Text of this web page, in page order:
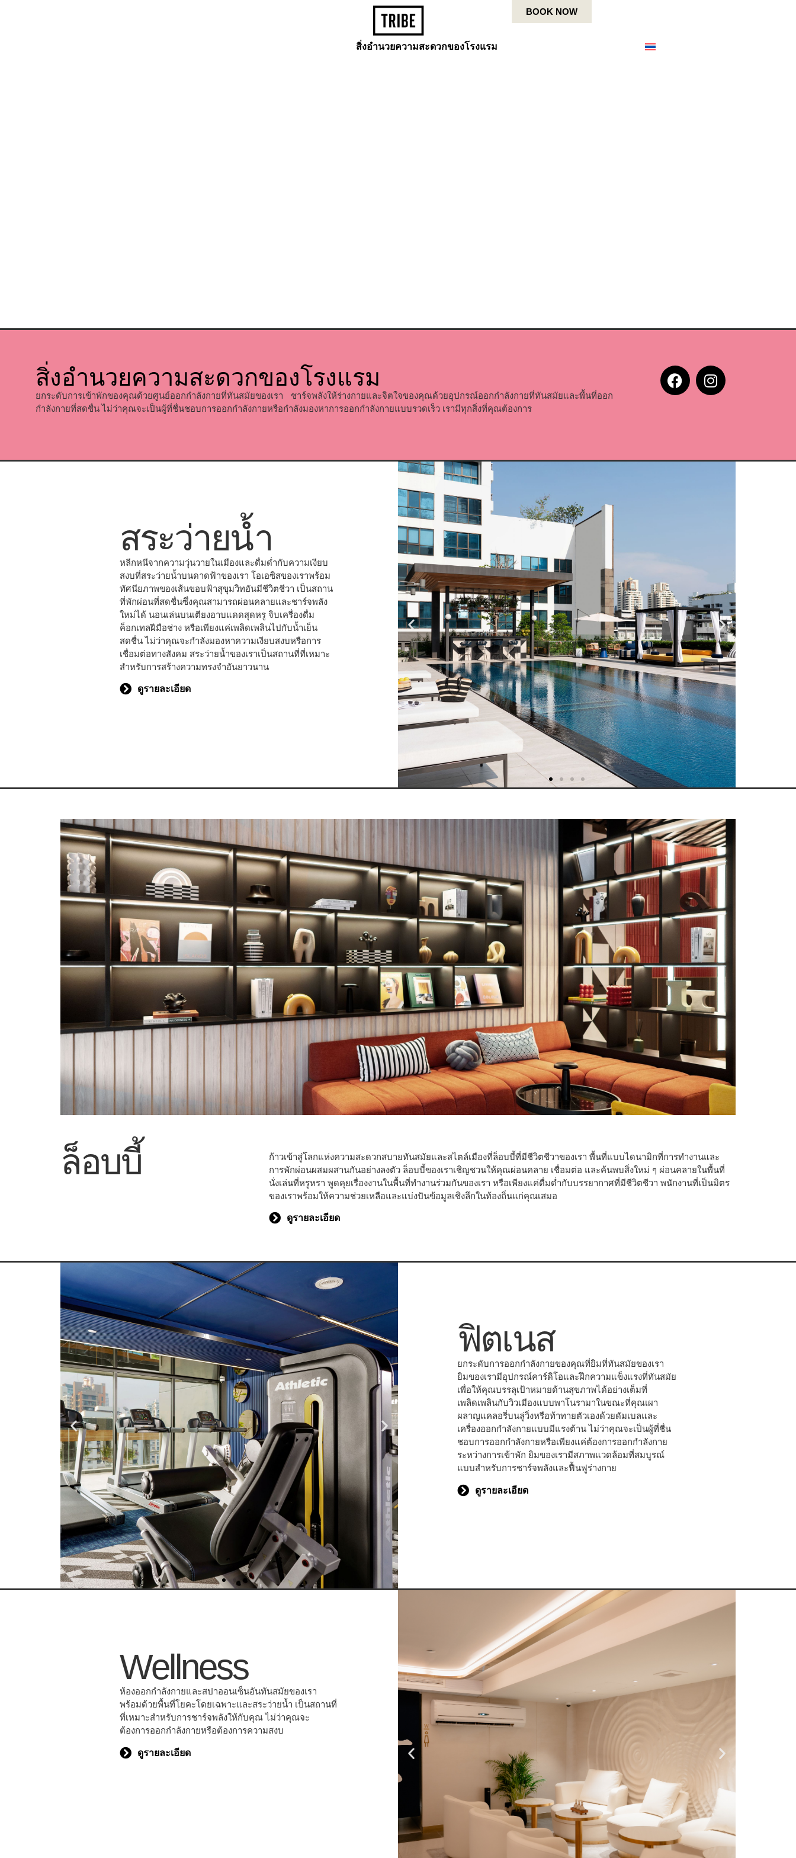
BOOK NOW
สิ่งอำนวยความสะดวกของโรงแรม
สิ่งอำนวยความสะดวกของโรงแรม
ยกระดับการเข้าพักของคุณด้วยศูนย์ออกกำลังกายที่ทันสมัยของเรา ชาร์จพลังให้ร่างกายและจิตใจของคุณด้วยอุปกรณ์ออกกำลังกายที่ทันสมัยและพื้นที่ออก
กำลังกายที่สดชื่น ไม่ว่าคุณจะเป็นผู้ที่ชื่นชอบการออกกำลังกายหรือกำลังมองหาการออกกำลังกายแบบรวดเร็ว เรามีทุกสิ่งที่คุณต้องการ
สระว่ายน้ำ
หลีกหนีจากความวุ่นวายในเมืองและดื่มด่ำกับความเงียบ
สงบที่สระว่ายน้ำบนดาดฟ้าของเรา โอเอซิสของเราพร้อม
ทัศนียภาพของเส้นขอบฟ้าสุขุมวิทอันมีชีวิตชีวา เป็นสถาน
ที่พักผ่อนที่สดชื่นซึ่งคุณสามารถผ่อนคลายและชาร์จพลัง
ใหม่ได้ นอนเล่นบนเตียงอาบแดดสุดหรู จิบเครื่องดื่ม
ค็อกเทลฝีมือช่าง หรือเพียงแค่เพลิดเพลินไปกับน้ำเย็น
สดชื่น ไม่ว่าคุณจะกำลังมองหาความเงียบสงบหรือการ
เชื่อมต่อทางสังคม สระว่ายน้ำของเราเป็นสถานที่ที่เหมาะ
สำหรับการสร้างความทรงจำอันยาวนาน
ดูรายละเอียด
ล็อบบี้
ก้าวเข้าสู่โลกแห่งความสะดวกสบายทันสมัยและสไตล์เมืองที่ล็อบบี้ที่มีชีวิตชีวาของเรา พื้นที่แบบไดนามิกที่การทำงานและ
การพักผ่อนผสมผสานกันอย่างลงตัว ล็อบบี้ของเราเชิญชวนให้คุณผ่อนคลาย เชื่อมต่อ และค้นพบสิ่งใหม่ ๆ ผ่อนคลายในพื้นที่
นั่งเล่นที่หรูหรา พูดคุยเรื่องงานในพื้นที่ทำงานร่วมกันของเรา หรือเพียงแค่ดื่มด่ำกับบรรยากาศที่มีชีวิตชีวา พนักงานที่เป็นมิตร
ของเราพร้อมให้ความช่วยเหลือและแบ่งปันข้อมูลเชิงลึกในท้องถิ่นแก่คุณเสมอ
ดูรายละเอียด
ฟิตเนส
ยกระดับการออกกำลังกายของคุณที่ยิมที่ทันสมัยของเรา
ยิมของเรามีอุปกรณ์คาร์ดิโอและฝึกความแข็งแรงที่ทันสมัย
เพื่อให้คุณบรรลุเป้าหมายด้านสุขภาพได้อย่างเต็มที่
เพลิดเพลินกับวิวเมืองแบบพาโนรามาในขณะที่คุณเผา
ผลาญแคลอรี่บนลู่วิ่งหรือท้าทายตัวเองด้วยดัมเบลและ
เครื่องออกกำลังกายแบบมีแรงต้าน ไม่ว่าคุณจะเป็นผู้ที่ชื่น
ชอบการออกกำลังกายหรือเพียงแค่ต้องการออกกำลังกาย
ระหว่างการเข้าพัก ยิมของเรามีสภาพแวดล้อมที่สมบูรณ์
แบบสำหรับการชาร์จพลังและฟื้นฟูร่างกาย
ดูรายละเอียด
Wellness
ห้องออกกำลังกายและสปาออนเซ็นอันทันสมัยของเรา
พร้อมด้วยพื้นที่โยคะโดยเฉพาะและสระว่ายน้ำ เป็นสถานที่
ที่เหมาะสำหรับการชาร์จพลังให้กับคุณ ไม่ว่าคุณจะ
ต้องการออกกำลังกายหรือต้องการความสงบ
ดูรายละเอียด